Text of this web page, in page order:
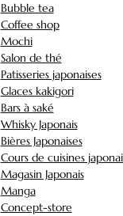
Bubble tea
Coffee shop
Mochi
Salon de thé
Patisseries japonaises
Glaces kakigori
Bars à saké
Whisky Japonais
Bières Japonaises
Cours de cuisines
Magasin Japonais
Manga
Concept-store